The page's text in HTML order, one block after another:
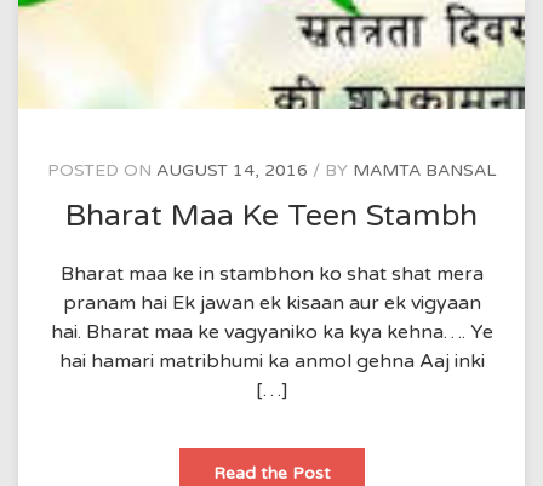
POSTED ON AUGUST 14, 2016 BY MAMTA BANSAL
Bharat Maa Ke Teen Stambh
Bharat maa ke in stambhon ko shat shat mera
pranam hai Ek jawan ek kisaan aur ek vigyaan
hai. Bharat maa ke vagyaniko ka kya kehna…. Ye
hai hamari matribhumi ka anmol gehna Aaj inki
[…]
Read the PostBharat